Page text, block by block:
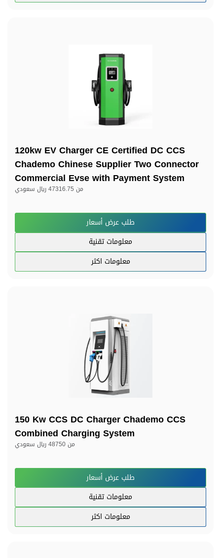
120kw EV Charger CE Certified DC CCS
Chademo Chinese Supplier Two Connector
Commercial Evse with Payment System
من 47316.75 ريال سعودي
طلب عرض أسعار
معلومات تقنية
معلومات اكثر
150 Kw CCS DC Charger Chademo CCS
Combined Charging System
من48750 ريال سعودي
طلب عرض أسعار
معلومات تقنية
معلومات اكثر